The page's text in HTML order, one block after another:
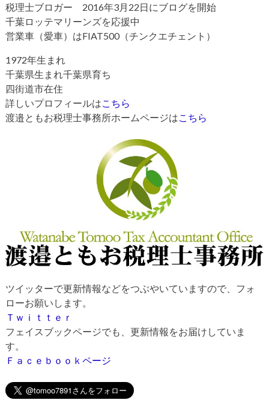
税理士ブロガー 2016年3月22日にブログを開始
千葉ロッテマリーンズを応援中
営業車（愛車）はFIAT500（チンクエチェント）
1972年生まれ
千葉県生まれ千葉県育ち
四街道市在住
詳しいプロフィールは こちら
渡邉ともお税理士事務所ホームページは こちら
ツイッターで更新情報などをつぶやいていますので、フォ
ローお願いします。
Ｔｗｉｔｔｅｒ
フェイスブックページでも、更新情報をお届けしていま
す。
Ｆａｃｅｂｏｏｋページ